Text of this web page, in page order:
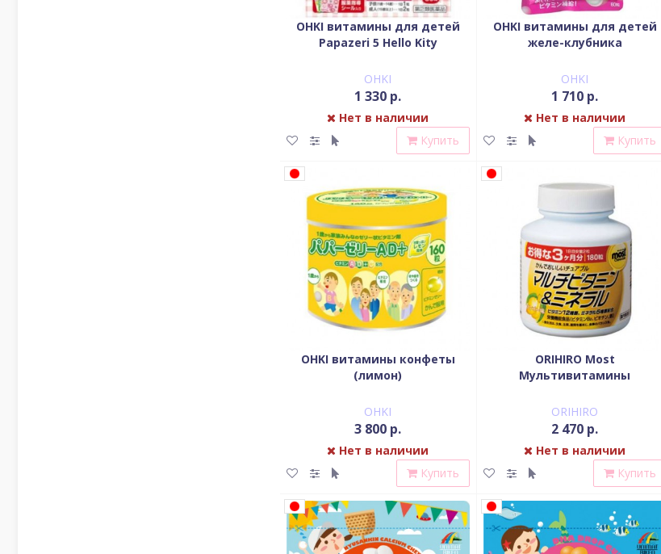
OHKI витамины для детей
Papazeri 5 Hello Kity
OHKI
1 330 р.
Нет в наличии
Купить
OHKI витамины для детей
желе-клубника
OHKI
1 710 р.
Нет в наличии
Купить
OHKI витамины конфеты
(лимон)
OHKI
3 800 р.
Нет в наличии
Купить
ORIHIRO Most
Мультивитамины
ORIHIRO
2 470 р.
Нет в наличии
Купить